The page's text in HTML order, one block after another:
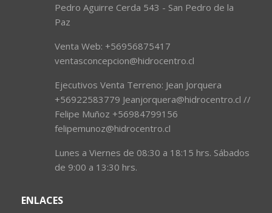
Pedro Aguirre Cerda 543 - San Pedro de la
Paz
Venta Web: +56956875417
ventasconcepcion@hidrocentro.cl
Ejecutivos Venta Terreno: Jean Jorquera
+56922583779 Jeanjorquera@hidrocentro.cl //
Felipe Muñoz +56984799156
felipemunoz@hidrocentro.cl
Lunes a Viernes de 08:30 a 18:15 hrs. Sábados
de 9:00 a 13:30 hrs.
ENLACES